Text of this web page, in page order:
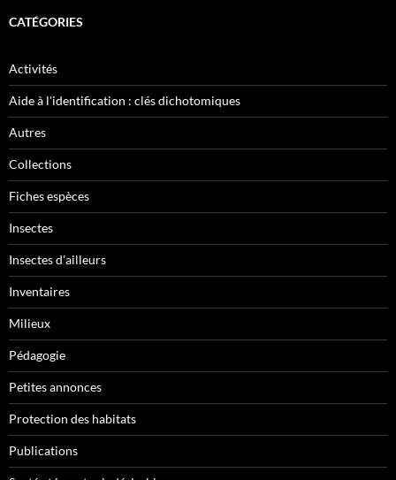
CATÉGORIES
Activités
Aide à l'identification : clés dichotomiques
Autres
Collections
Fiches espèces
Insectes
Insectes d'ailleurs
Inventaires
Milieux
Pédagogie
Petites annonces
Protection des habitats
Publications